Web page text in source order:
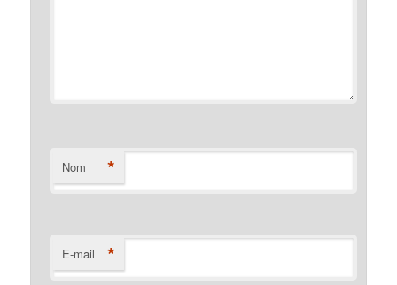
Nom *
E-mail *